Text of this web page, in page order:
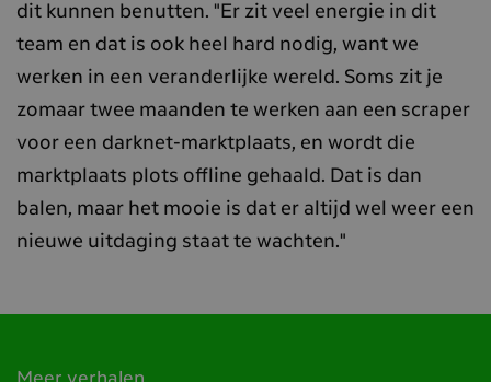
dit kunnen benutten. "Er zit veel energie in dit
team en dat is ook heel hard nodig, want we
werken in een veranderlijke wereld. Soms zit je
zomaar twee maanden te werken aan een scraper
voor een darknet-marktplaats, en wordt die
marktplaats plots offline gehaald. Dat is dan
balen, maar het mooie is dat er altijd wel weer een
nieuwe uitdaging staat te wachten."